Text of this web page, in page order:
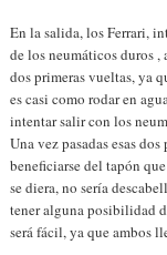
En la salida, los Ferrari,
de los neumáticos duros
dos primeras vueltas, ya
es casi como rodar en
intentar salir con los
Una vez pasadas esas
beneficiarse del tapón
se diera, no sería
tener alguna posibilidad
será fácil, ya que ambos